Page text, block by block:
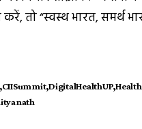
तो “स्वस्थ भारत, समर्थ
CIISummit DigitalHealthUP Health